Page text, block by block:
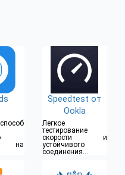
на
Speedtest от
Ookla
Легкое
тестирование
скорости и
устойчивого
соединения в